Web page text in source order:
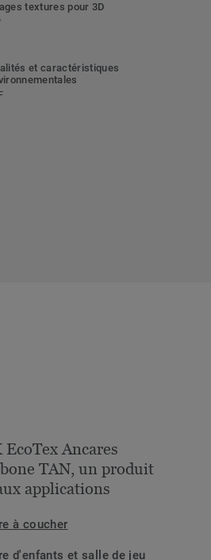
textures pour 3D
et caractéristiques
Ancares
TAN, un produit
applications
à coucher
d'enfants et salle de jeu